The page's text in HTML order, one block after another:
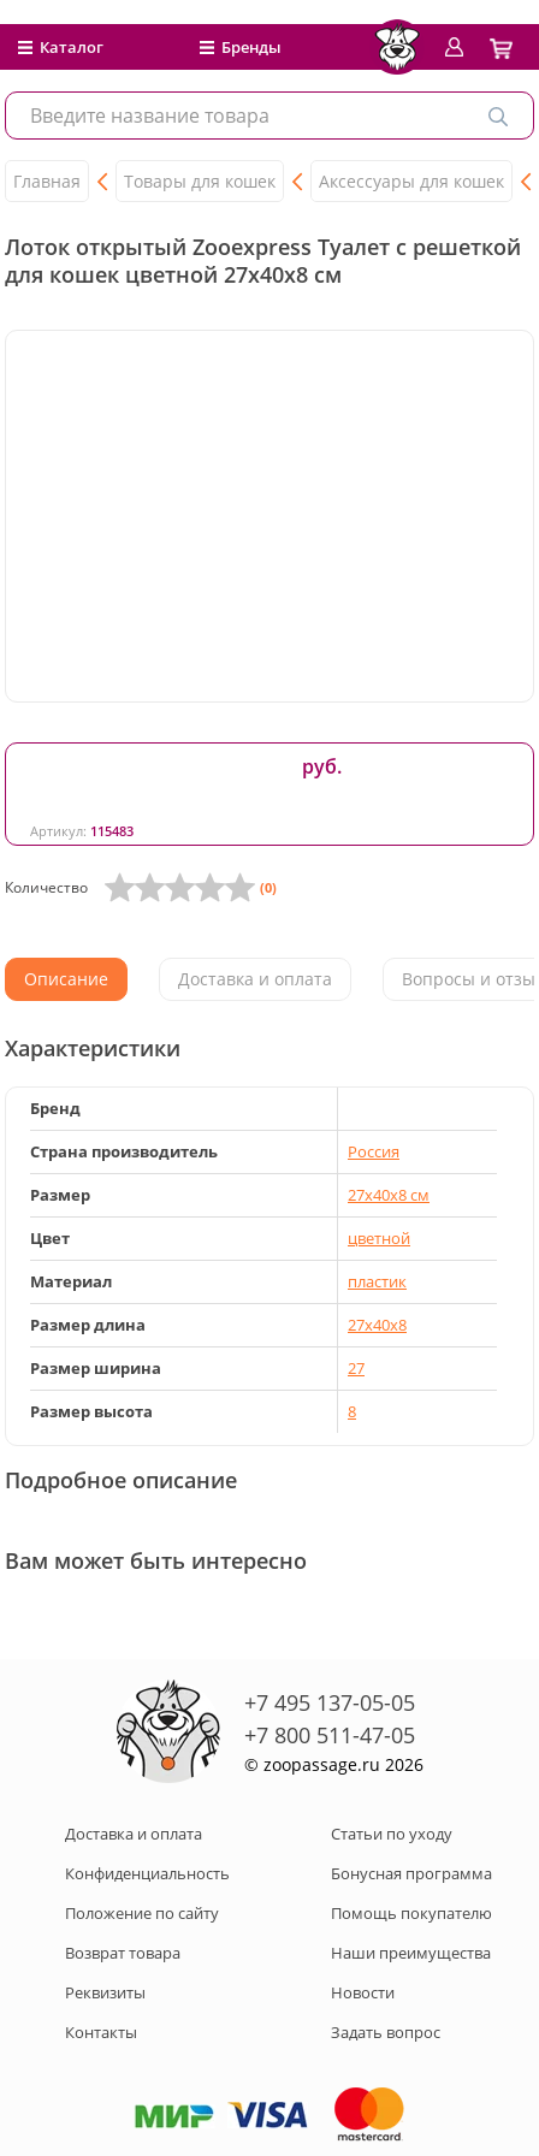
Каталог Бренды
Главная Товары для кошек Аксессуары для кошек
Лоток открытый Zooexpress Туалет с решеткой
для кошек цветной 27х40х8 см
Артикул: 115483
руб.
Количество (0)
Описание Доставка и оплата Вопросы и
Характеристики
Бренд
Страна производитель
Россия
Размер
27х40х8 см
Цвет
цветной
Материал
пластик
Размер длина
27х40х8
Размер ширина
27
Размер высота
8
Подробное описание
Вам может быть интересно
+7 495 137-05-05
+7 800 511-47-05
© zoopassage.ru 2026
Доставка и оплата
Конфиденциальность
Положение по сайту
Возврат товара
Реквизиты
Контакты
Статьи по уходу
Бонусная программа
Помощь покупателю
Наши преимущества
Новости
Задать вопрос